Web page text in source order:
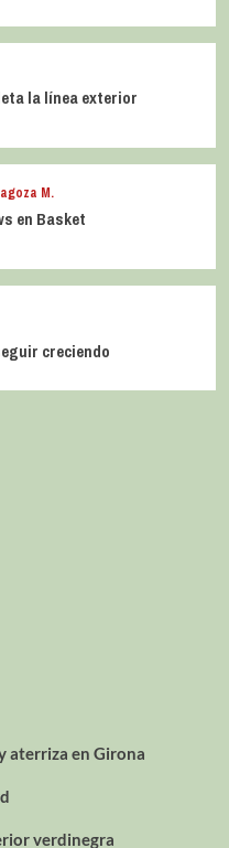
la línea exterior
M.
en Basket
creciendo
aterriza en Girona
verdinegra